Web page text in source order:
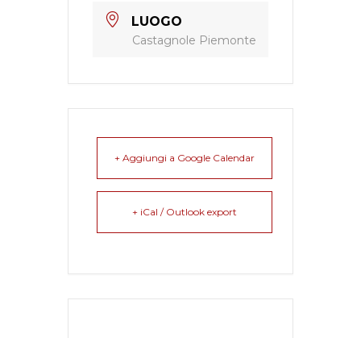
LUOGO
Castagnole Piemonte
+ Aggiungi a Google Calendar
+ iCal / Outlook export